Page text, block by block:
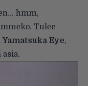
hmm,
Tulee
Yamatsuka Eye,